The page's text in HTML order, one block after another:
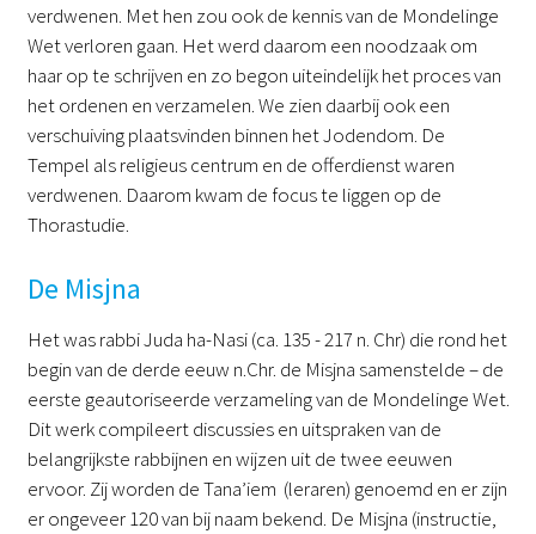
verdwenen. Met hen zou ook de kennis van de Mondelinge
Wet verloren gaan. Het werd daarom een noodzaak om
haar op te schrijven en zo begon uiteindelijk het proces van
het ordenen en verzamelen. We zien daarbij ook een
verschuiving plaatsvinden binnen het Jodendom. De
Tempel als religieus centrum en de offerdienst waren
verdwenen. Daarom kwam de focus te liggen op de
Thorastudie.
De Misjna
Het was rabbi Juda ha-Nasi (ca. 135 - 217 n. Chr) die rond het
begin van de derde eeuw n.Chr. de Misjna samenstelde – de
eerste geautoriseerde verzameling van de Mondelinge Wet.
Dit werk compileert discussies en uitspraken van de
belangrijkste rabbijnen en wijzen uit de twee eeuwen
ervoor. Zij worden de Tana’iem (leraren) genoemd en er zijn
er ongeveer 120 van bij naam bekend. De Misjna (instructie,